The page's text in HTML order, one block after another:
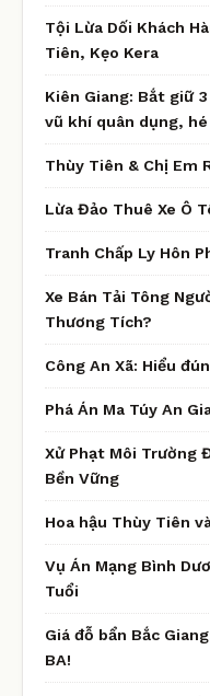
Tội Lừa Dối Khách
Tiên, Kẹo Kera
Kiên Giang: Bắt giữ
vũ khí quân dụng,
Thùy Tiên & Chị Em
Lừa Đảo Thuê Xe Ô
Tranh Chấp Ly Hôn
Xe Bán Tải Tông
Thương Tích?
Công An Xã: Hiểu
Phá Án Ma Túy An
Xử Phạt Môi Trường
Bền Vững
Hoa hậu Thùy Tiên
Vụ Án Mạng Bình
Tuổi
Giá đỗ bẩn Bắc
BA!